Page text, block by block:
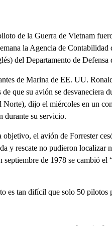
de la Guerra de Vietnam
la Agencia de
del Departamento de Defensa
de Marina de EE. UU.
de que su avión se desvaneciera
dijo el miércoles en un
durante su servicio.
objetivo, el avión de Forrester
y rescate no pudieron
de 1978 se cambió
es tan difícil que solo 50 pilotos